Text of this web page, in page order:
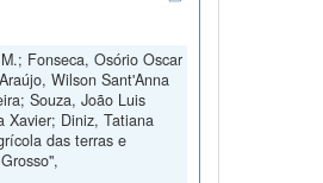
Fonseca, Osório Oscar
Wilson Sant'Anna
Souza, João Luis
Xavier; Diniz, Tatiana
das terras e